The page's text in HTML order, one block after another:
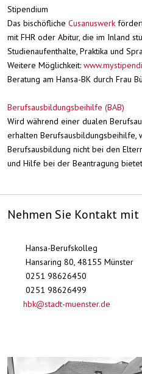
Stipendium
Das bischöfliche Cusanuswerk
mit FHR oder Abitur, die im Inland
Studienaufenthalte, Praktika und
Weitere Möglichkeit:
Beratung am Hansa-BK durch Frau
Berufsausbildungsbeihilfe (BAB)
Wird während einer dualen
erhalten Berufsausbildungsbeihilfe,
Berufsausbildung nicht bei den
und Hilfe bei der Beantragung
Nehmen Sie Kontakt
Hansa-Berufskolleg
Hansaring 80, 48155 Münster
0251 98626450
0251 98626499
hbk@stadt-muenster.de